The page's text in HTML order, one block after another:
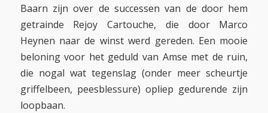
Baarn zijn over de successen van de door hem
getrainde Rejoy Cartouche, die door Marco
Heynen naar de winst werd gereden. Een mooie
beloning voor het geduld van Amse met de ruin,
die nogal wat tegenslag (onder meer scheurtje
griffelbeen, peesblessure) opliep gedurende zijn
loopbaan.